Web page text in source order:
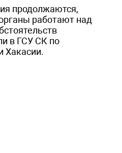
продолжаются,
работают над
в ГСУ СК по
Хакасии.